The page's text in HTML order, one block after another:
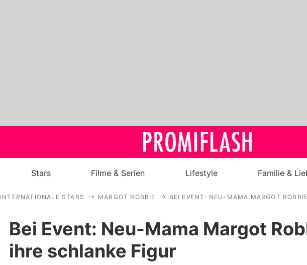
Royals
Stars
Stars Filme & Serien Lifestyle Familie &
INTERNATIONALE STARS MARGOT ROBBIE BEI EVENT: NEU-MAMA MARGOT
Bei Event: Neu-Mama Margot
ihre schlanke Figur